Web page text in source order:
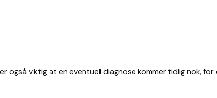
viktig at en eventuell diagnose kommer tidlig nok, for